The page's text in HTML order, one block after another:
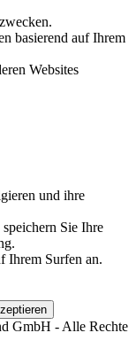
basierend auf Ihrem
Websites
und ihre
Sie Ihre
Ihrem Surfen an.
GmbH - Alle Rechte